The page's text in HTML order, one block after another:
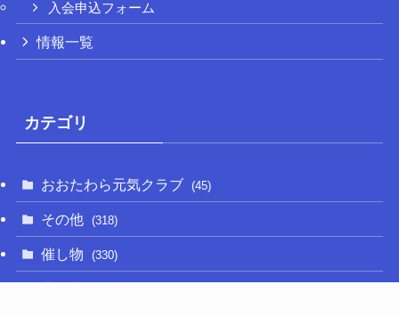
入会申込フォーム
情報一覧
カテゴリ
おおたわら元気クラブ (45)
その他 (318)
催し物 (330)